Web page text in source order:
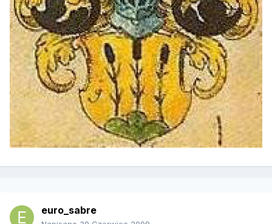
euro_sabre